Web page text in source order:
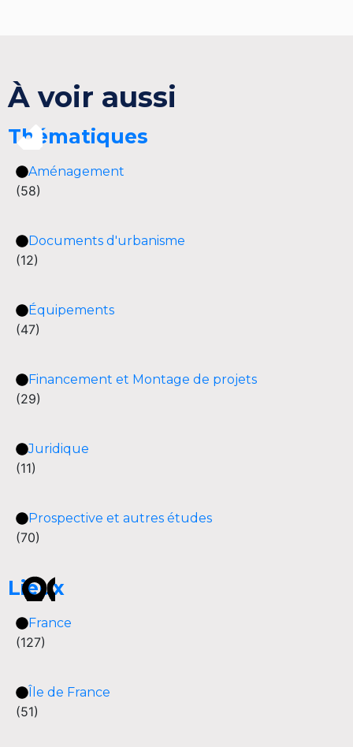
À voir aussi
Thématiques
Aménagement
(58)
Documents d'urbanisme
(12)
Équipements
(47)
Financement et Montage de projets
(29)
Juridique
(11)
Prospective et autres études
(70)
Lieux
France
(127)
Île de France
(51)